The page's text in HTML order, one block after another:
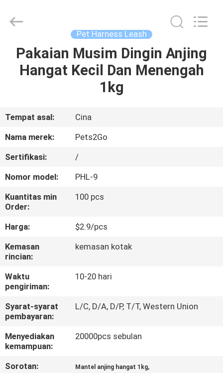
RUMAH
TENTANG
KAMI
TUR
PABRIK
HUBUNGI
KAMI
PERMINTAAN
PENAWARAN
BLOG/NEWS
SITEMAP
Pets2Go
Trading
Reserved.
Pet Harness Leash
Pakaian Musim Dingin Anjing
Hangat Kecil Dan Menengah
1kg
Tempat asal:
Cina
Nama merek:
Pets2Go
Sertifikasi:
/
Nomor model:
PHL-9
Kuantitas min
Order:
100 pcs
Harga:
$2.9/pcs
Kemasan
rincian:
kemasan kotak
Waktu
pengiriman:
10-20 hari
Syarat-syarat
pembayaran:
L/C, D/A, D/P, T/T, Western Union
Menyediakan
kemampuan:
20000pcs sebulan
Sorotan: Mantel anjing hangat 1kg,